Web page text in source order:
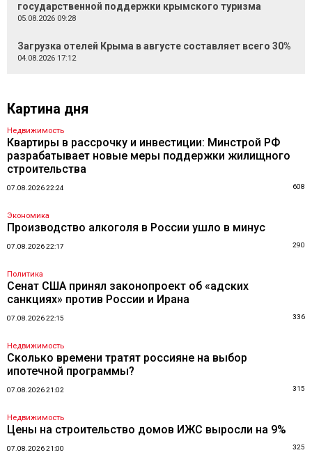
государственной поддержки крымского туризма
05.08.2026 09:28
Загрузка отелей Крыма в августе составляет всего 30%
04.08.2026 17:12
Картина дня
Недвижимость
Квартиры в рассрочку и инвестиции: Минстрой РФ
разрабатывает новые меры поддержки жилищного
строительства
07.08.2026 22:24 608
Экономика
Производство алкоголя в России ушло в минус
07.08.2026 22:17 290
Политика
Сенат США принял законопроект об «адских
санкциях» против России и Ирана
07.08.2026 22:15 336
Недвижимость
Сколько времени тратят россияне на выбор
ипотечной программы?
07.08.2026 21:02 315
Недвижимость
Цены на строительство домов ИЖС выросли на 9%
07.08.2026 21:00 325